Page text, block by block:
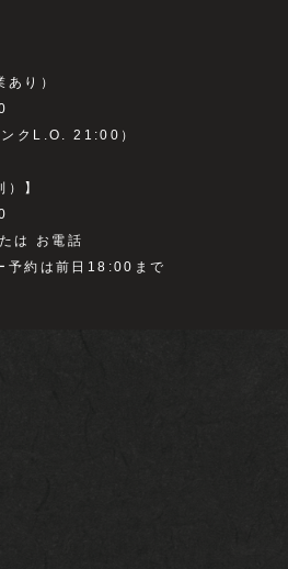
り）
クL.O. 21:00）
）】
は お電話
予約は前日18:00まで